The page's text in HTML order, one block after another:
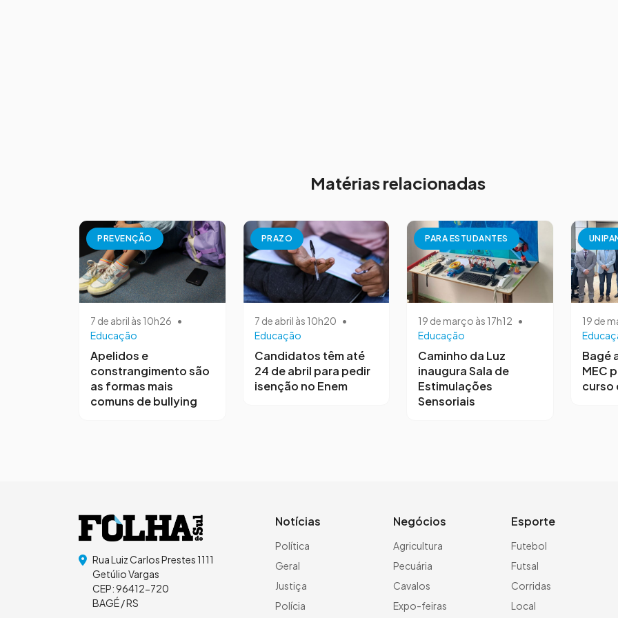
Matérias relacionadas
PREVENÇÃO
7 de abril às 10h26 •
Educação
Apelidos e
constrangimento são
as formas mais
comuns de bullying
PRAZO
7 de abril às 10h20 •
Educação
Candidatos têm até
24 de abril para pedir
isenção no Enem
PARA ESTUDANTES
19 de março às 17h12 •
Educação
Caminho da Luz
inaugura Sala de
Estimulações
Sensoriais
19 de
Bagé
MEC
curso
Rua Luiz Carlos Prestes 1111
Getúlio Vargas
CEP: 96412-720
BAGÉ / RS
Notícias
Política
Geral
Justiça
Polícia
Negócios
Agricultura
Pecuária
Cavalos
Expo-feiras
Esporte
Futebol
Futsal
Corridas
Local